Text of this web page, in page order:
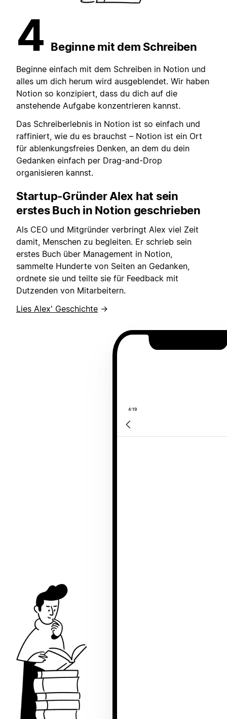
4 Beginne mit dem Schreiben
Beginne einfach mit dem Schreiben in Notion und
alles um dich herum wird ausgeblendet. Wir haben
Notion so konzipiert, dass du dich auf die
anstehende Aufgabe konzentrieren kannst.
Das Schreiberlebnis in Notion ist so einfach und
raffiniert, wie du es brauchst – Notion ist ein Ort
für ablenkungsfreies Denken, an dem du dein
Gedanken einfach per Drag-and-Drop
organisieren kannst.
Startup-Gründer Alex hat sein
erstes Buch in Notion geschrieben
Als CEO und Mitgründer verbringt Alex viel Zeit
damit, Menschen zu begleiten. Er schrieb sein
erstes Buch über Management in Notion,
sammelte Hunderte von Seiten an Gedanken,
ordnete sie und teilte sie für Feedback mit
Dutzenden von Mitarbeitern.
Lies Alex' Geschichte →
4:19